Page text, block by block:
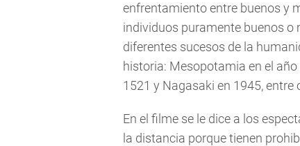
enfrentamiento entre buenos y
individuos puramente buenos o
diferentes sucesos de la
historia: Mesopotamia en el
1521 y Nagasaki en 1945, entre
En el filme se le dice a los
la distancia porque tienen